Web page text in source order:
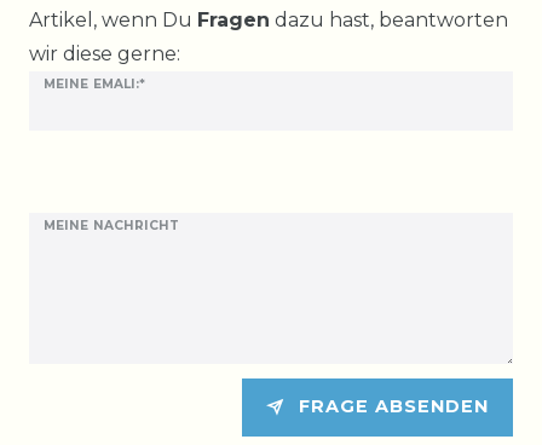
Artikel, wenn Du Fragen dazu hast, beantworten
wir diese gerne:
MEINE EMALI:*
MEINE NACHRICHT
FRAGE ABSENDEN